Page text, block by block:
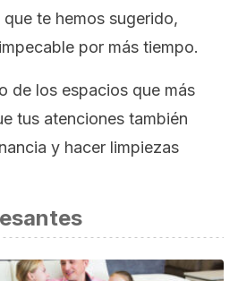
te hemos sugerido,
por más tiempo.
de los espacios que más
tus atenciones también
y hacer limpiezas